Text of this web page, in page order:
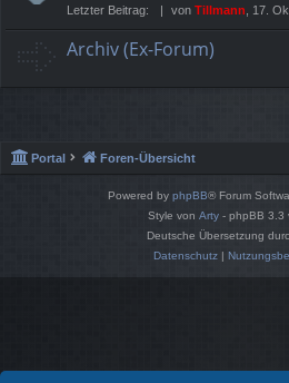
Letzter Beitrag:
von Tillmann , 17.
Archiv (Ex-Forum)
Portal Foren-Übersicht
Powered by phpBB® Forum
Style von Arty - phpBB 3.3
Deutsche Übersetzung
Datenschutz|